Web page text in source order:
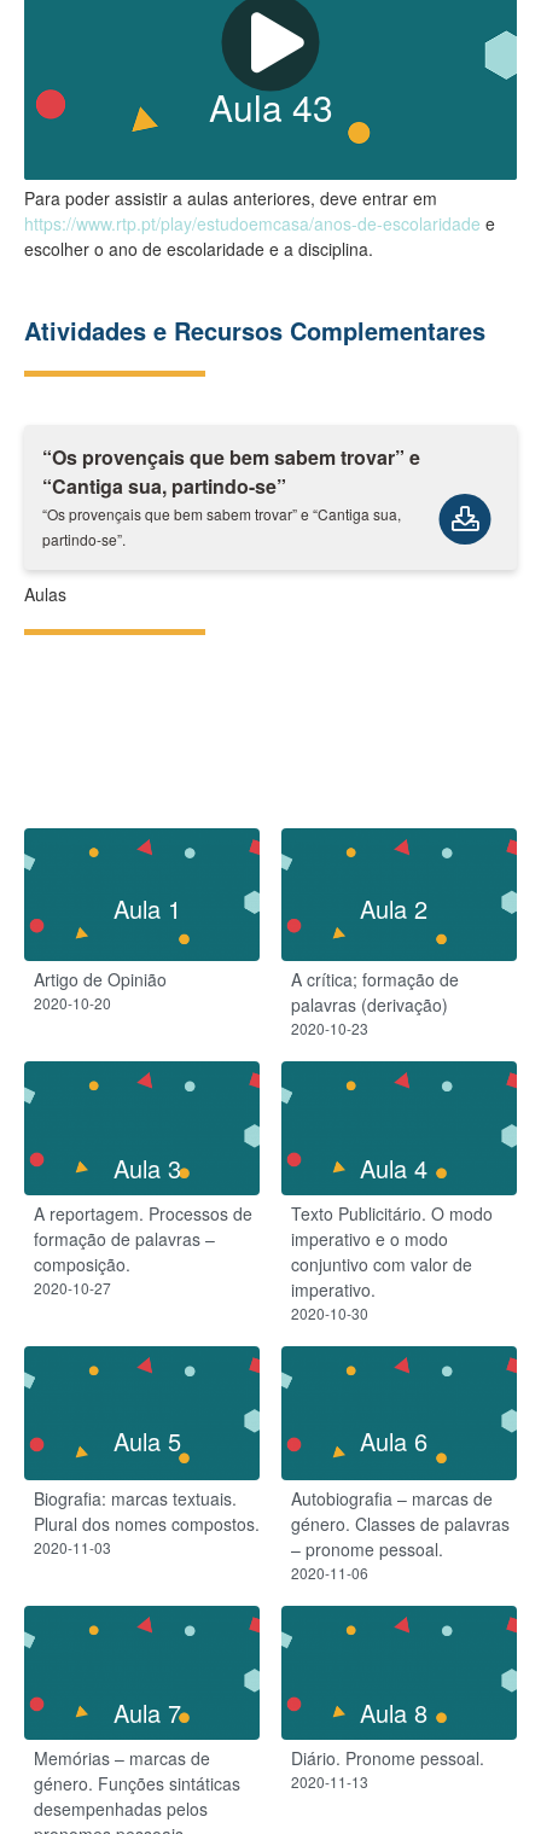
Aula43
Para poder assistir a aulas anteriores, deve entrar em
https://www.rtp.pt/play/estudoemcasa/anos-de-escolaridade e
escolher o ano de escolaridade e a disciplina.
Atividades e Recursos Complementares
“Os provençais que bem sabem trovar” e
“Cantiga sua, partindo-se”
“Os provençais que bem sabem trovar” e “Cantiga sua,
partindo-se”.
Aulas
Aula 1
Artigo de Opinião
2020-10-20
Aula 2
A crítica; formação de
palavras (derivação)
2020-10-23
Aula 3
A reportagem. Processos de
formação de palavras –
composição.
2020-10-27
Aula 4
Texto Publicitário. O modo
imperativo e o modo
conjuntivo com valor de
imperativo.
2020-10-30
Aula 5
Biografia: marcas textuais.
Plural dos nomes compostos.
2020-11-03
Aula 6
Autobiografia – marcas de
género. Classes de palavras
– pronome pessoal.
2020-11-06
Aula 7
Memórias – marcas de
género. Funções sintáticas
desempenhadas pelos
Aula 8
Diário. Pronome pessoal.
2020-11-13